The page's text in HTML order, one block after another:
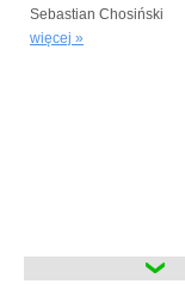
Sebastian Chosiński
więcej »